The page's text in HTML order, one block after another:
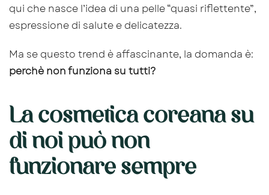
qui che nasce l’idea di una pelle “quasi riflettente”,
espressione di salute e delicatezza.
Ma se questo trend è affascinante, la domanda è:
perchè non funziona su tutti?
La cosmetica coreana su
di noi può non
funzionare sempre